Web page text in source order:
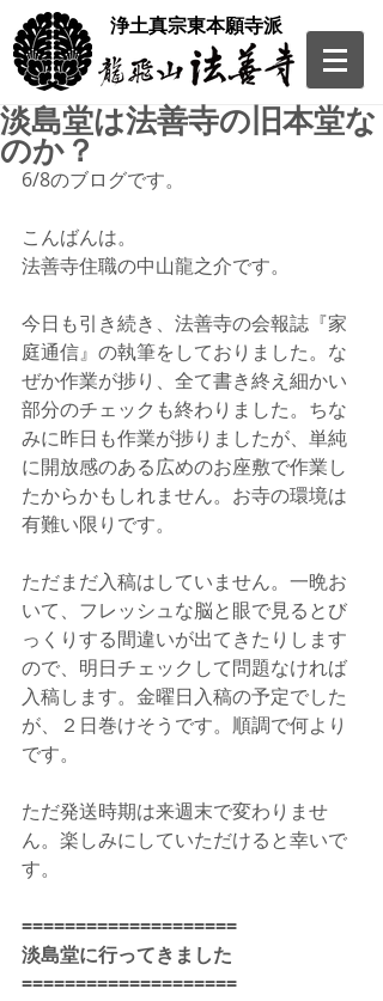
​浄土真宗東本願寺派
淡島堂は法善寺の旧本堂な
のか？
6/8のブログです。
こんばんは。
法善寺住職の中山龍之介です。
今日も引き続き、法善寺の会報誌『家
庭通信』の執筆をしておりました。な
ぜか作業が捗り、全て書き終え細かい
部分のチェックも終わりました。ちな
みに昨日も作業が捗りましたが、単純
に開放感のある広めのお座敷で作業し
たからかもしれません。お寺の環境は
有難い限りです。
ただまだ入稿はしていません。一晩お
いて、フレッシュな脳と眼で見るとび
っくりする間違いが出てきたりします
ので、明日チェックして問題なければ
入稿します。金曜日入稿の予定でした
が、２日巻けそうです。順調で何より
です。
ただ発送時期は来週末で変わりませ
ん。楽しみにしていただけると幸いで
す。
====================
淡島堂に行ってきました
====================